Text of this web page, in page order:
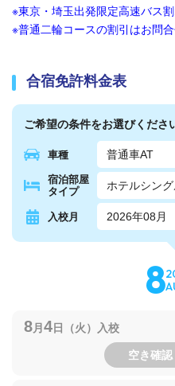
※東京・埼玉出発限定高速バス
※普通二輪コースの割引はお問
合宿免許料金表
ご希望の条件をお選びくださ
車種
宿泊部屋
タイプ
入校月
8
8月 4 日（火）入校
空き確